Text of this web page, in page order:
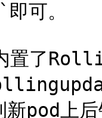
可。
置了
新pod上